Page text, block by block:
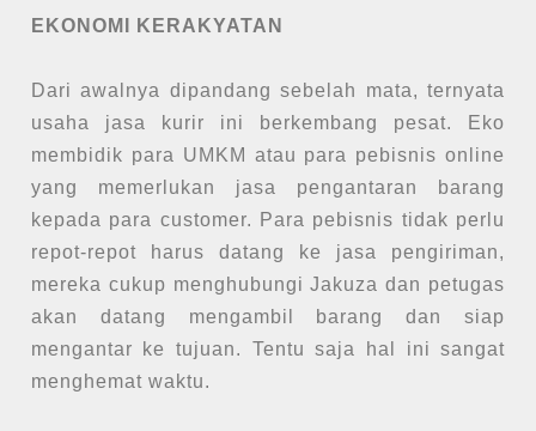
EKONOMI KERAKYATAN
Dari awalnya dipandang sebelah mata, ternyata
usaha jasa kurir ini berkembang pesat. Eko
membidik para UMKM atau para pebisnis online
yang memerlukan jasa pengantaran barang
kepada para customer. Para pebisnis tidak perlu
repot-repot harus datang ke jasa pengiriman,
mereka cukup menghubungi Jakuza dan petugas
akan datang mengambil barang dan siap
mengantar ke tujuan. Tentu saja hal ini sangat
menghemat waktu.